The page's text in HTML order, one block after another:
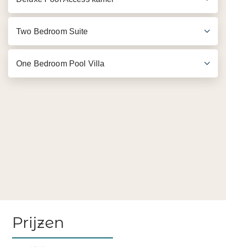
Two Bedroom Suite
One Bedroom Pool Villa
Prijzen